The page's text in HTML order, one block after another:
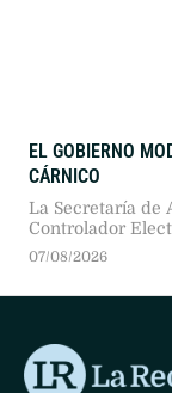
EL GOBIERNO
CÁRNICO
La Secretaría de
Controlador
2026. Tras una
07/08/2026